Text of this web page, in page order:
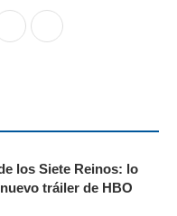
los Siete Reinos: lo
tráiler de HBO